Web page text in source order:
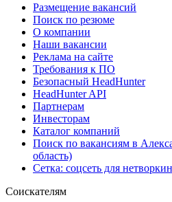
Размещение вакансий
Поиск по резюме
О компании
Наши вакансии
Реклама на сайте
Требования к ПО
Безопасный HeadHunter
HeadHunter API
Партнерам
Инвесторам
Каталог компаний
Поиск по вакансиям в
область)
Сетка: соцсеть для
Соискателям